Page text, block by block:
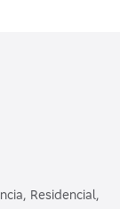
Residencial,